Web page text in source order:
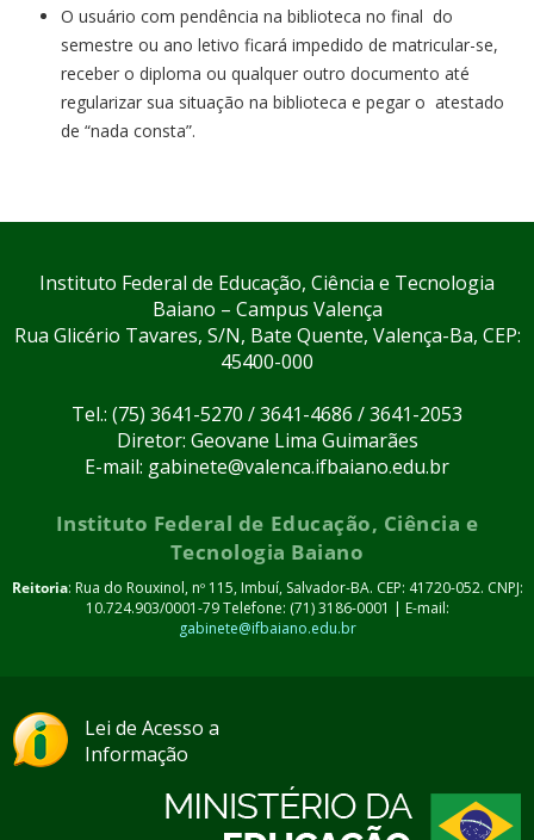
O usuário com pendência na biblioteca no final do
semestre ou ano letivo ficará impedido de matricular-se,
receber o diploma ou qualquer outro documento até
regularizar sua situação na biblioteca e pegar o atestado
de “nada consta”.
Instituto Federal de Educação, Ciência e Tecnologia
Baiano – Campus Valença
Rua Glicério Tavares, S/N, Bate Quente, Valença-Ba, CEP:
45400-000
Tel.: (75) 3641-5270 / 3641-4686 / 3641-2053
Diretor: Geovane Lima Guimarães
E-mail: gabinete@valenca.ifbaiano.edu.br
Instituto Federal de Educação, Ciência e
Tecnologia Baiano
Reitoria: Rua do Rouxinol, nº 115, Imbuí, Salvador-BA. CEP: 41720-052. CNPJ:
10.724.903/0001-79 Telefone: (71) 3186-0001 | E-mail:
gabinete@ifbaiano.edu.br
Lei de Acesso a
Informação